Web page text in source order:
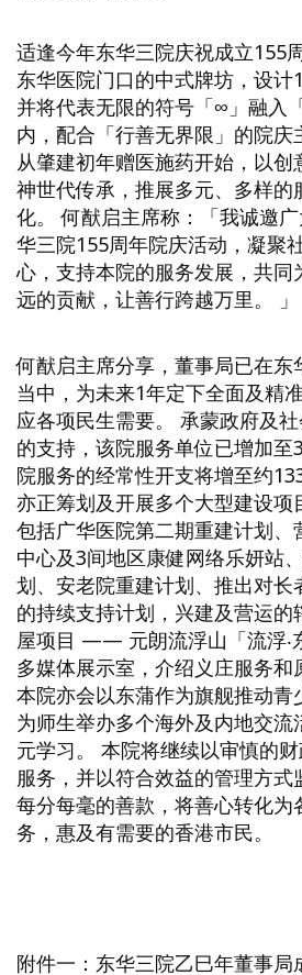
适逢今年东华三院庆祝成立155
东华医院门口的中式牌坊，设计
并将代表无限的符号「∞」融入
内，配合「行善无界限」的院庆
从肇建初年赠医施药开始，以
神世代传承，推展多元、多样的
化。 何猷启主席称：「我诚邀
华三院155周年院庆活动，凝聚
心，支持本院的服务发展，共同
远的贡献，让善行跨越万里。 」
何猷启主席分享，董事局已在东
当中，为未来1年定下全面及精
应各项民生需要。 承蒙政府及
的支持，该院服务单位已增加至
院服务的经常性开支将增至约
亦正筹划及开展多个大型建设项
包括广华医院第二期重建计划、
中心及3间地区康健网络乐妍站
划、安老院重建计划、推出对长
的持续支持计划，兴建及营运
屋项目 —— 元朗流浮山「流浮‧
多媒体展示室，介绍义庄服务和
本院亦会以东蒲作为旗舰推动青
为师生举办多个海外及内地交流
元学习。 本院将继续以审慎的
服务，并以符合效益的管理方式
每分每毫的善款，将善心转化为
务，惠及有需要的香港市民。
附件一：东华三院乙巳年董事局